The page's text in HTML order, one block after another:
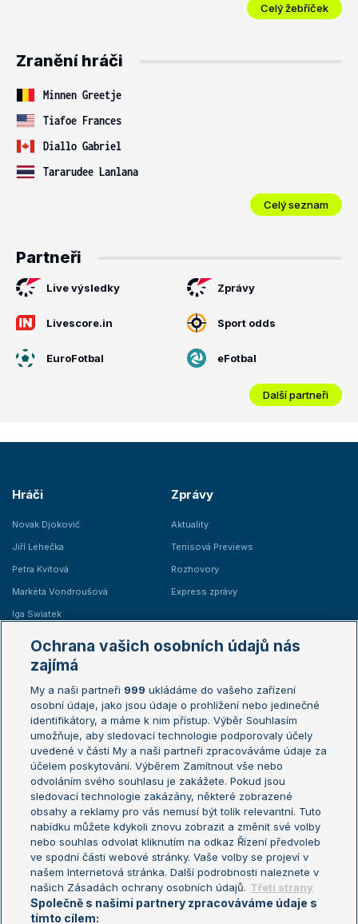
Celý žebříček
Zranění hráči
Minnen Greetje
Tiafoe Frances
Diallo Gabriel
Tararudee Lanlana
Celý seznam
Partneři
Live výsledky Zprávy
Livescore.in Sport odds
EuroFotbal eFotbal
Další partneři
Hráči
Novak Djokovič
Jiří Lehečka
Petra Kvitová
Markéta Vondroušová
Iga Swiatek
Zprávy
Aktuality
Tenisová Previews
Rozhovory
Express zprávy
Žebříčky
Žebříček ATP (muži)
Žebříček WTA (ženy)
Sázkařský žebříček
Australian Open
French Open
Wimbledon
US Open
Turnaj mistrů
Turnaj mistryň
Aktualní trendy
Fotbalové přestupy
Livesport Daily
LS Prague Open
Ochrana vašich osobních údajů nás
zajímá
My a naši partneři 999 ukládáme do vašeho zařízení
osobní údaje, jako jsou údaje o prohlížení nebo jedinečné
identifikátory, a máme k nim přístup. Výběr Souhlasím
umožňuje, aby sledovací technologie podporovaly účely
uvedené v části My a naši partneři zpracováváme údaje za
účelem poskytování. Výběrem Zamítnout vše nebo
odvoláním svého souhlasu je zakážete. Pokud jsou
sledovací technologie zakázány, některé zobrazené
obsahy a reklamy pro vás nemusí být tolik relevantní. Tuto
nabídku můžete kdykoli znovu zobrazit a změnit své volby
nebo souhlas odvolat kliknutím na odkaz Řízení předvoleb
ve spodní části webové stránky. Vaše volby se projeví v
našem Internetová stránka. Další podrobnosti naleznete v
našich Zásadách ochrany osobních údajů. Třetí strany
Společně s našimi partnery zpracováváme údaje s
tímto cílem: